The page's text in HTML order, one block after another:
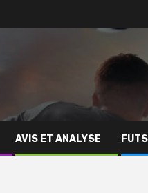
AVIS ET ANALYSE